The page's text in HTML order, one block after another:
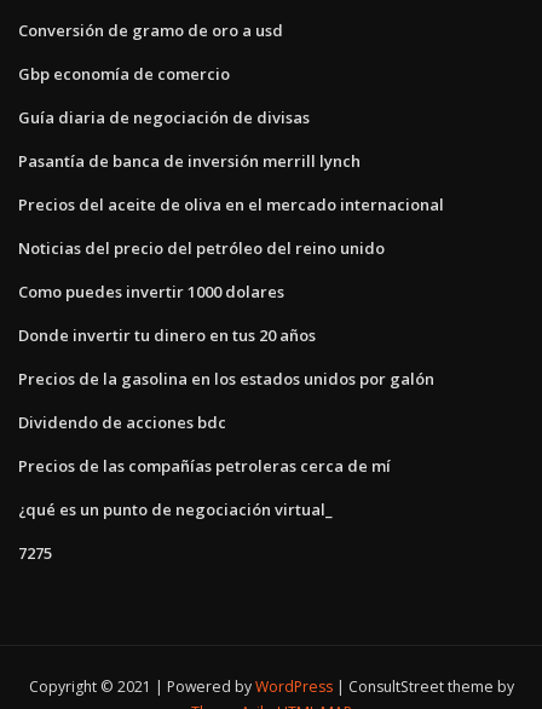
Conversión de gramo de oro a usd
Gbp economía de comercio
Guía diaria de negociación de divisas
Pasantía de banca de inversión merrill lynch
Precios del aceite de oliva en el mercado internacional
Noticias del precio del petróleo del reino unido
Como puedes invertir 1000 dolares
Donde invertir tu dinero en tus 20 años
Precios de la gasolina en los estados unidos por galón
Dividendo de acciones bdc
Precios de las compañías petroleras cerca de mí
¿qué es un punto de negociación virtual_
7275
Copyright © 2021 | Powered byWordPress | ConsultStreet theme by